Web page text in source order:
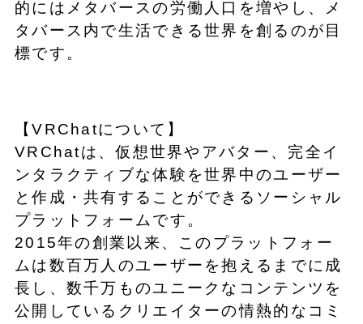
的にはメタバースの労働人口を増やし、メ
タバース内で生活できる世界を創るのが目
標です。
【VRChatについて】
VRChatは、仮想世界やアバター、完全イ
ンタラクティブな体験を世界中のユーザー
と作成・共有することができるソーシャル
プラットフォームです。
2015年の創業以来、このプラットフォー
ムは数百万人のユーザーを抱えるまでに成
長し、数千万ものユニークなコンテンツを
公開しているクリエイターの情熱的なコミ